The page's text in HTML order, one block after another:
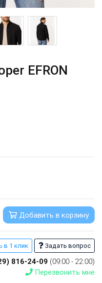
EFRON
Добавить в корзину
в 1 клик Задать вопрос
816-24-09 (09:00 - 22:00)
Перезвонить мне